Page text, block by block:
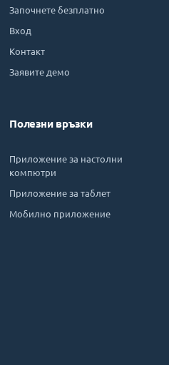
Започнете безплатно
Вход
Контакт
Заявите демо
Полезни връзки
Приложение за настолни
компютри
Приложение за таблет
Мобилно приложение